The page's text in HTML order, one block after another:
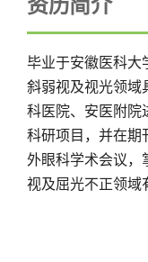
资历简介
毕业于安徽医科大
斜弱视及视光领域
科医院、安医附院
科研项目，并在期
外眼科学术会议，
视及屈光不正领域